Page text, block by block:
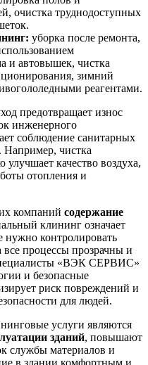
очистка труднодоступных
уборка после ремонта,
и автовышек, чистка
зимний
реагентами.
предотвращает износ
инженерного
соблюдение санитарных
Например, чистка
качество воздуха,
отопления и
компаний содержание
клининг означает
нужно контролировать
процессы прозрачны и
«ВЭК СЕРВИС»
и безопасные
риск повреждений и
для людей.
услуги являются
зданий, повышают
службы материалов и